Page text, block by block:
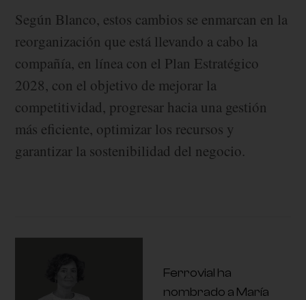
Según Blanco, estos cambios se enmarcan en la
reorganización que está llevando a cabo la
compañía, en línea con el Plan Estratégico
2028, con el objetivo de mejorar la
competitividad, progresar hacia una gestión
más eficiente, optimizar los recursos y
garantizar la sostenibilidad del negocio.
Ferrovial ha
nombrado a María